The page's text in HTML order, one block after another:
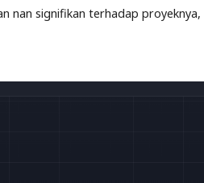
nan signifikan terhadap proyeknya,